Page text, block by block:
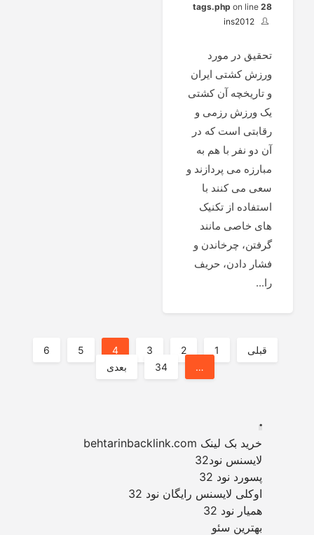
tags.php on line 28
ins2012
تحقیق در مورد
ورزش کشتی ایران
و تاریخچه آن کشتی
یک ورزش رزمی و
رقابتی است که در
آن دو نفر با هم به
مبارزه می پردازند و
سعی می کنند با
استفاده از تکنیک
های خاصی مانند
گرفتن، چرخاندن و
فشار دادن، حریف
را...
صفحه‌بندی
قبلی 1
2
3
4
5
6
…
34 بعدی
.
خرید بک لینک behtarinbacklink.com
لایسنس نود32
پسورد نود 32
اوکلی لایسنس رایگان نود 32
همیار نود 32
بهترین سئو